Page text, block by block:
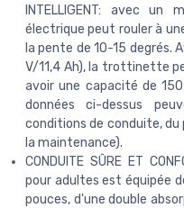
INTELLIGENT: avec
électrique peut rouler à
la pente de 10-15 degrés.
V/11,4 Ah), la trottinette
avoir une capacité de
données ci-dessus
conditions de conduite,
la maintenance).
CONDUITE SÛRE ET
pour adultes est équipée
pouces, d'une double